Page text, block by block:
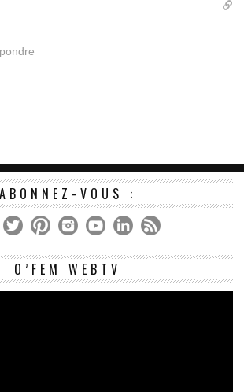
ABONNEZ-VOUS :
O’FEM WEBTV